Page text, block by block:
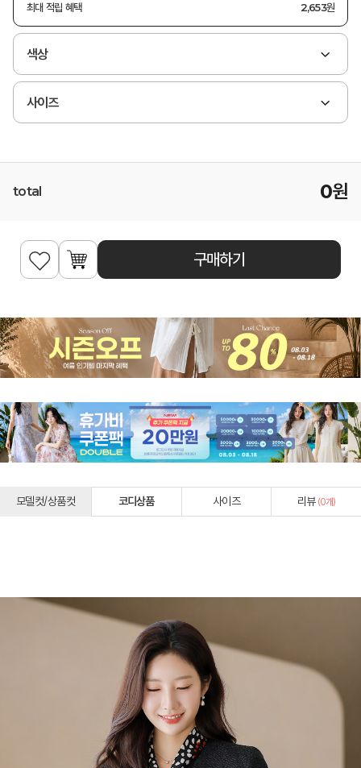
최대 적립 혜택 2,653원
색상
사이즈
total 0원
구매하기
모델컷/상품컷 코디상품 사이즈 리뷰 (0개)